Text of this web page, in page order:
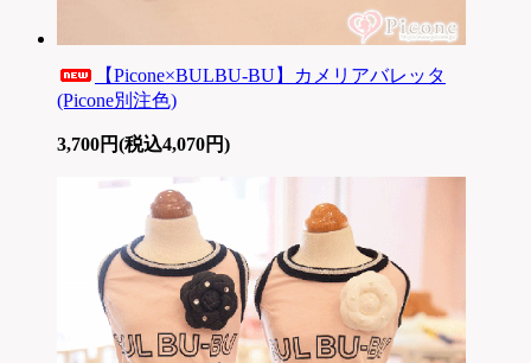
【Picone×BULBU-BU】カメリアバレッタ
(Picone別注色)
3,700円(税込4,070円)